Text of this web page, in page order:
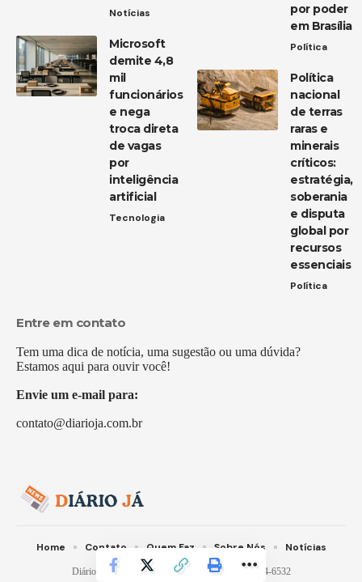
Notícias
Microsoft
demite 4,8
mil
funcionários
e nega
troca direta
de vagas
por
inteligência
artificial
Tecnologia
por poder
em Brasília
Política
Política
nacional
de terras
raras e
minerais
críticos:
estratégia,
soberania
e disputa
global por
recursos
essenciais
Política
Entre em contato
Tem uma dica de notícia, uma sugestão ou uma dúvida?
Estamos aqui para ouvir você!
Envie um e-mail para:
contato@diarioja.com.br
Diário Já -contato@diarioja.com.br- tel.(11)91754-6532
Home Contato Quem Faz Sobre Nós Notícias